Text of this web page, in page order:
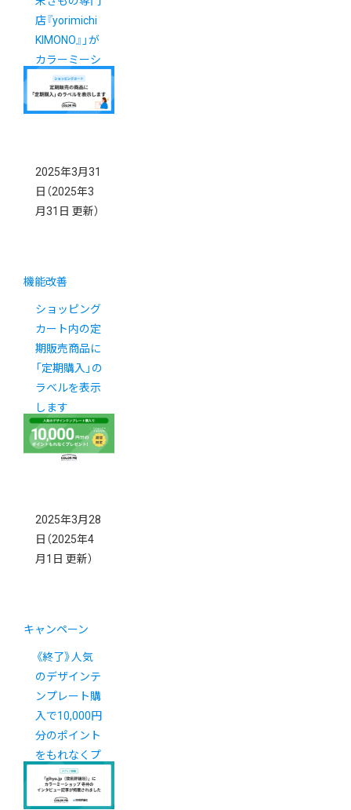
店『yorimichi
KIMONO』」が
カラーミーシ
ョップで開設
されました
2025年3月31
日 （2025年3
月31日 更新）
機能改善
ショッピング
カート内の定
期販売商品に
「定期購入」の
ラベルを表示
します
2025年3月28
日 （2025年4
月1日 更新）
キャンペーン
《終了》人気
のデザインテ
ンプレート購
入で10,000円
分のポイント
をもれなくプ
レゼント！